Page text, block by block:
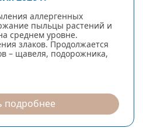
аллергенных
пыльцы растений и
среднем уровне.
злаков. Продолжается
– щавеля, подорожника,
подробнее